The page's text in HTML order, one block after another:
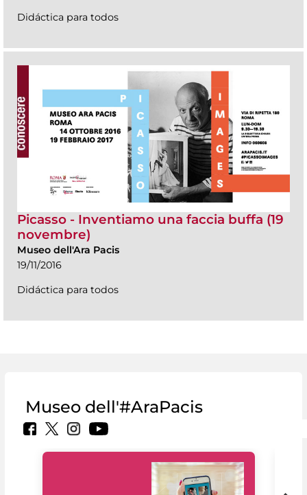
Didáctica para todos
Picasso - Inventiamo una faccia buffa (19
novembre)
Museo dell'Ara Pacis
19/11/2016
Didáctica para todos
Museo dell'#AraPacis